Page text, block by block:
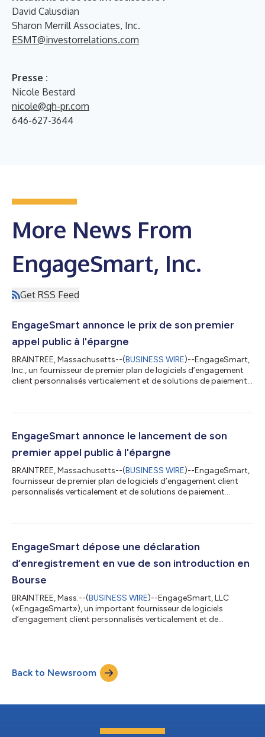
David Calusdian
Sharon Merrill Associates, Inc.
ESMT@investorrelations.com
Presse :
Nicole Bestard
nicole@qh-pr.com
646-627-3644
More News From
EngageSmart, Inc.
Get RSS Feed
EngageSmart annonce le prix de son premier
appel public à l'épargne
BRAINTREE, Massachusetts--(BUSINESS WIRE)--EngageSmart,
Inc., un fournisseur de premier plan de logiciels d’engagement
client personnalisés verticalement et de solutions de paiement
un prix de 26,00 dollars l’unité. Parmi les actions offertes, 13
offertes par certains des actionnaires existants
d’EngageSmart. Par ai...
EngageSmart annonce le lancement de son
premier appel public à l'épargne
BRAINTREE, Massachusetts--(BUSINESS WIRE)--EngageSmart,
fournisseur de premier plan de logiciels d’engagement client
personnalisés verticalement et de solutions de paiement
suite de sa conversion en société. L'offre porte sur 13 000 000
550 000 actions ordinaires vendues par certains des
actionnaires existants d...
EngageSmart dépose une déclaration
d’enregistrement en vue de son introduction en
Bourse
BRAINTREE, Mass.--(BUSINESS WIRE)--EngageSmart, LLC
(«EngageSmart»), un important fournisseur de logiciels
d’engagement client personnalisés verticalement et de
Commission) en vue d’introduire ses actions ordinaires en
Bourse. Le nombre d’actions qui seront offertes et la fourchette
du prix de l’offre restent à détermine...
Back to Newsroom